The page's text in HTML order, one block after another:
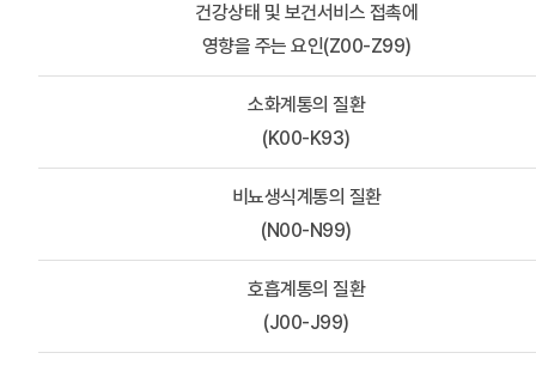
건강상태 및 보건서비스 접촉에
영향을 주는 요인(Z00-Z99)
소화계통의 질환
(K00-K93)
비뇨생식계통의 질환
(N00-N99)
호흡계통의 질환
(J00-J99)